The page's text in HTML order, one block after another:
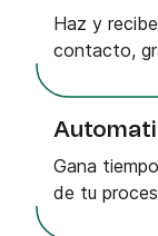
Haz y
contacto,
Gana
de tu